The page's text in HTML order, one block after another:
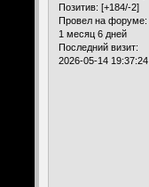
Позитив: [+184/-2]
Провел на форуме:
1 месяц 6 дней
Последний визит:
2026-05-14 19:37:24